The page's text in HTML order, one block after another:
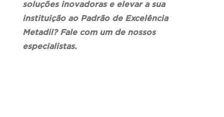
soluções inovadoras e elevar a sua
instituição ao Padrão de Excelência
Metadil? Fale com um de nossos
especialistas.